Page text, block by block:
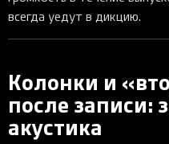
всегда уедут в дикцию.
Колонки и
после записи:
акустика